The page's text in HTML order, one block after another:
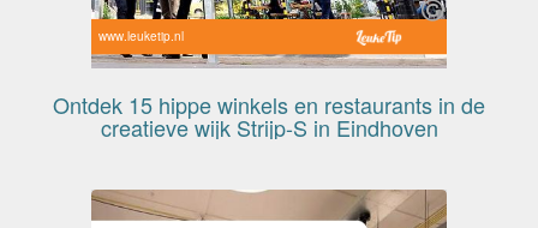
www.leuketip.nl
Ontdek 15 hippe winkels en restaurants in de
creatieve wijk Strijp-S in Eindhoven